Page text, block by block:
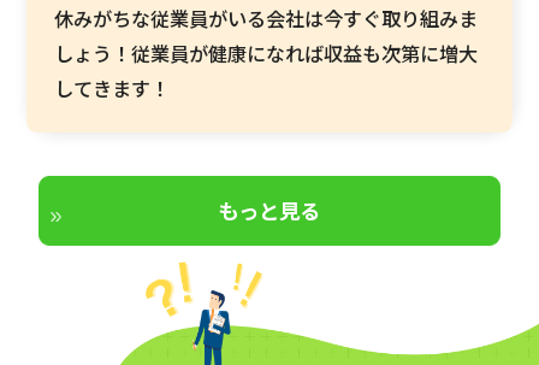
休みがちな従業員がいる会社は今すぐ取り組みま
しょう！従業員が健康になれば収益も次第に増大
してきます！
もっと見る